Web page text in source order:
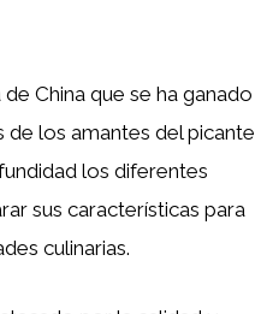
China que se ha ganado
de los amantes del picante
los diferentes
sus características para
culinarias.